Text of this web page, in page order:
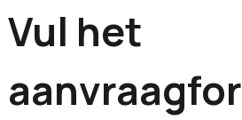
Vul het